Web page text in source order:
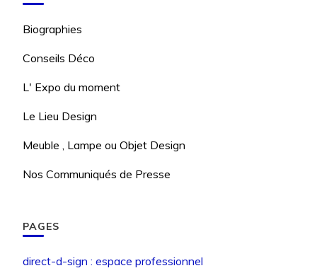
Biographies
Conseils Déco
L' Expo du moment
Le Lieu Design
Meuble , Lampe ou Objet Design
Nos Communiqués de Presse
PAGES
direct-d-sign : espace professionnel